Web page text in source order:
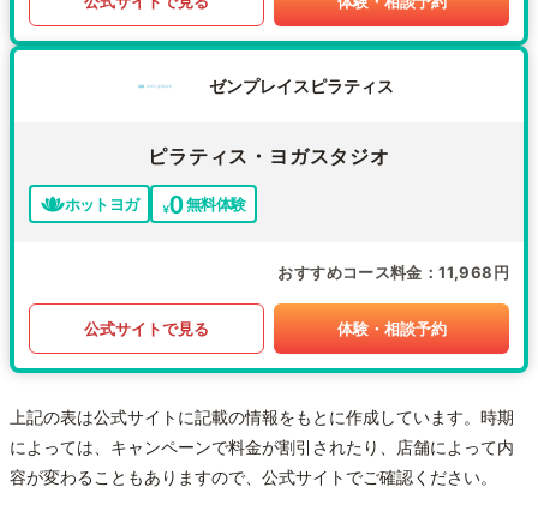
ゼンプレイスピラティス
ピラティス・ヨガスタジオ
ホットヨガ 無料体験
おすすめコース料金 11,968円
公式サイトで見る 体験・相談予約
上記の表は公式サイトに記載の情報をもとに作成しています。時期
によっては、キャンペーンで料金が割引されたり、店舗によって内
容が変わることもありますので、公式サイトでご確認ください。